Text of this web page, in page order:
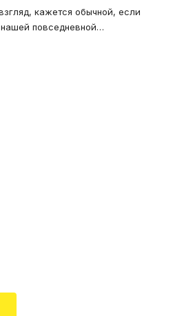
кажется обычной, если
повседневной…